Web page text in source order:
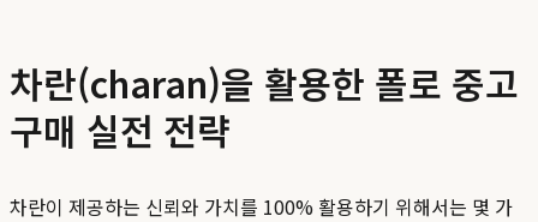
차란(charan)을 활용한 폴로 중고
구매 실전 전략
차란이 제공하는 신뢰와 가치를 100% 활용하기 위해서는 몇 가